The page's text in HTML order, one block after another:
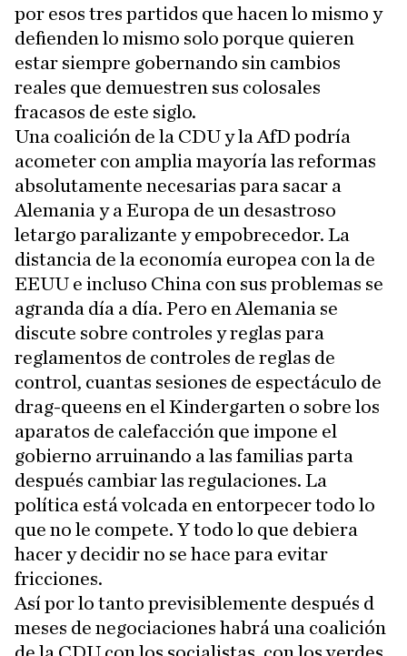
por esos tres partidos que hacen lo mismo y
defienden lo mismo solo porque quieren
estar siempre gobernando sin cambios
reales que demuestren sus colosales
fracasos de este siglo.
Una coalición de la CDU y la AfD podría
acometer con amplia mayoría las reformas
absolutamente necesarias para sacar a
Alemania y a Europa de un desastroso
letargo paralizante y empobrecedor. La
distancia de la economía europea con la de
EEUU e incluso China con sus problemas se
agranda día a día. Pero en Alemania se
discute sobre controles y reglas para
reglamentos de controles de reglas de
control, cuantas sesiones de espectáculo de
drag-queens en el Kindergarten o sobre los
aparatos de calefacción que impone el
gobierno arruinando a las familias parta
después cambiar las regulaciones. La
política está volcada en entorpecer todo lo
que no le compete. Y todo lo que debiera
hacer y decidir no se hace para evitar
fricciones.
Así por lo tanto previsiblemente después d
meses de negociaciones habrá una coalición